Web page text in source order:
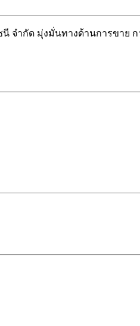
จำกัด มุ่งมั่นทางด้านการขาย